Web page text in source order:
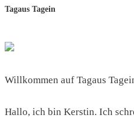
Tagaus Tagein
Willkommen auf Tagaus
Hallo, ich bin Kerstin. Ich